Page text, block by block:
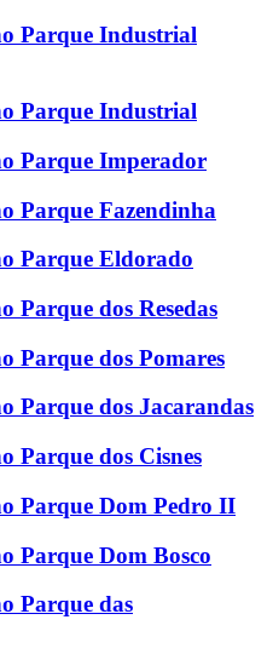
Parque Industrial
Parque Industrial
Parque Imperador
Parque Fazendinha
Parque Eldorado
Parque dos Resedas
Parque dos Pomares
Parque dos Jacarandas
Parque dos Cisnes
Parque Dom Pedro II
Parque Dom Bosco
Parque das